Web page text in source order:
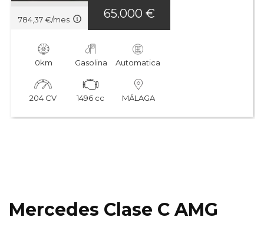
784,37 €/mes 65.000 €
0km Gasolina Automatica
204 CV 1496 cc MÁLAGA
Mercedes Clase C AMG